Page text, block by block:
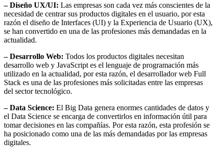
– Diseño UX/UI: Las empresas son cada vez más conscientes de la
necesidad de centrar sus productos digitales en el usuario, por esta
razón el diseño de Interfaces (UI) y la Experiencia de Usuario (UX),
se han convertido en una de las profesiones más demandadas en la
actualidad.
– Desarrollo Web: Todos los productos digitales necesitan
desarrollo web y JavaScript es el lenguaje de programación más
utilizado en la actualidad, por esta razón, el desarrollador web Full
Stack es una de las profesiones más solicitadas entre las empresas
del sector tecnológico.
– Data Science: El Big Data genera enormes cantidades de datos y
el Data Science se encarga de convertirlos en información útil para
tomar decisiones en las compañías. Por esta razón, esta profesión se
ha posicionado como una de las más demandadas por las empresas
digitales.